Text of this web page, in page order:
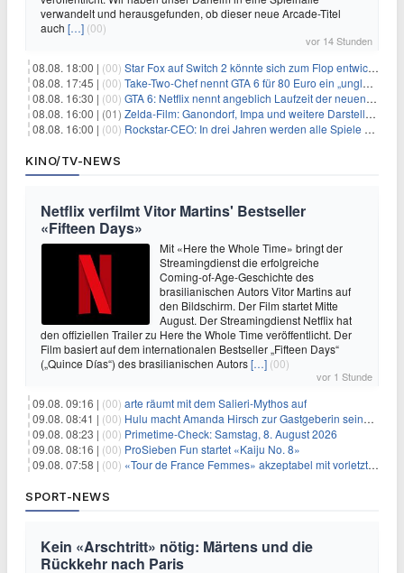
verwandelt und herausgefunden, ob dieser neue Arcade-Titel
auch […] (00)
vor 14 Stunden
08.08. 18:00 | (00) Star Fox auf Switch 2 könnte sich zum Flop entwickeln
08.08. 17:45 | (00) Take-Two-Chef nennt GTA 6 für 80 Euro ein „unglaubliches Schnäppchen“
08.08. 16:30 | (00) GTA 6: Netflix nennt angeblich Laufzeit der neuen Gameplay-Präsentation
08.08. 16:00 | (01) Zelda-Film: Ganondorf, Impa und weitere Darsteller sollen feststehen
08.08. 16:00 | (00) Rockstar-CEO: In drei Jahren werden alle Spiele gestreamt
KINO/TV-NEWS
Netflix verfilmt Vitor Martins' Bestseller
«Fifteen Days»
Mit «Here the Whole Time» bringt der
Streamingdienst die erfolgreiche
Coming-of-Age-Geschichte des
brasilianischen Autors Vitor Martins auf
den Bildschirm. Der Film startet Mitte
August. Der Streamingdienst Netflix hat
den offiziellen Trailer zu Here the Whole Time veröffentlicht. Der
Film basiert auf dem internationalen Bestseller „Fifteen Days“
(„Quince Días“) des brasilianischen Autors[…] (00)
vor 1 Stunde
09.08. 09:16 | (00) arte räumt mit dem Salieri-Mythos auf
09.08. 08:41 | (00) Hulu macht Amanda Hirsch zur Gastgeberin seines Reality-Podcasts
09.08. 08:23 | (00) Primetime-Check: Samstag, 8. August 2026
09.08. 08:16 | (00) ProSieben Fun startet «Kaiju No. 8»
09.08. 07:58 | (00) «Tour de France Femmes» akzeptabel mit vorletzter Etappe
SPORT-NEWS
Kein «Arschtritt» nötig: Märtens und die
Rückkehr nach Paris